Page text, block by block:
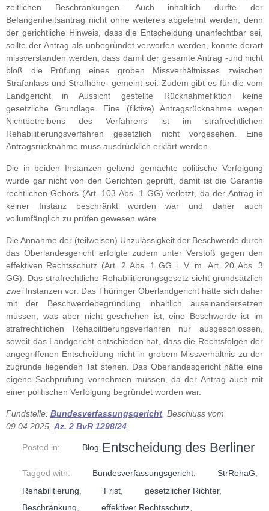
zeitlichen Beschränkungen. Auch inhaltlich durfte der
Befangenheitsantrag nicht ohne weiteres abgelehnt werden, denn
der gerichtliche Hinweis, dass die Entscheidung unanfechtbar sei,
sollte der Antrag als unbegründet verworfen werden, konnte derart
missverstanden werden, dass damit der gesamte Antrag -und nicht
bloß die Prüfung eines groben Missverhältnisses zwischen
Strafanlass und Strafhöhe- gemeint sei. Zudem gibt es für die vom
Landgericht in Aussicht gestellte Rücknahmefiktion keine
gesetzliche Grundlage. Eine (fiktive) Antragsrücknahme wegen
Nichtbetreibens des Verfahrens ist im strafrechtlichen
Rehabilitierungsverfahren gesetzlich nicht vorgesehen. Eine
Antragsrücknahme muss ausdrücklich erklärt werden.
Die in beiden Instanzen geltend gemachte politische Verfolgung
wurde gar nicht von den Gerichten geprüft, damit ist die Garantie
rechtlichen Gehörs (Art. 103 Abs. 1 GG) verletzt, da der Antrag in
keiner Instanz beschränkt worden war und daher auch
vollumfänglich zu prüfen gewesen wäre.
Die Annahme der (teilweisen) Unzulässigkeit der Beschwerde durch
das Oberlandesgericht erfolgte zudem unter Verstoß gegen den
effektiven Rechtsschutz (Art. 2 Abs. 1 GG i. V. m. Art. 20 Abs. 3
GG). Das strafrechtliche Rehabilitierungsgesetz sieht grundsätzlich
zwei Instanzen vor. Das Thüringer Oberlandgericht hätte sich daher
mit der Beschwerdebegründung inhaltlich auseinandersetzen
müssen, was aber nicht geschehen ist, eine Beschwerde ist im
strafrechtlichen Rehabilitierungsverfahren nur ausgeschlossen,
soweit das Landgericht entschieden hat, dass die Rechtsfolgen der
angegriffenen Entscheidung nicht in grobem Missverhältnis zu der
zugrunde liegenden Tat stehen. Das Oberlandesgericht hätte eine
eigene Sachprüfung vornehmen müssen, da der Antrag auch mit
einer politischen Verfolgung begründet worden war.
Fundstelle: Bundesverfassungsgericht , Beschluss vom
09.04.2025, Az. 2 BvR 1298/24
Posted in: Blog
Tagged with: Bundesverfassungsgericht, StrRehaG,
Rehabilitierung
Frist, gesetzlicher Richter,
Beschränkung
effektiver Rechtsschutz,
Entscheidung des Berliner